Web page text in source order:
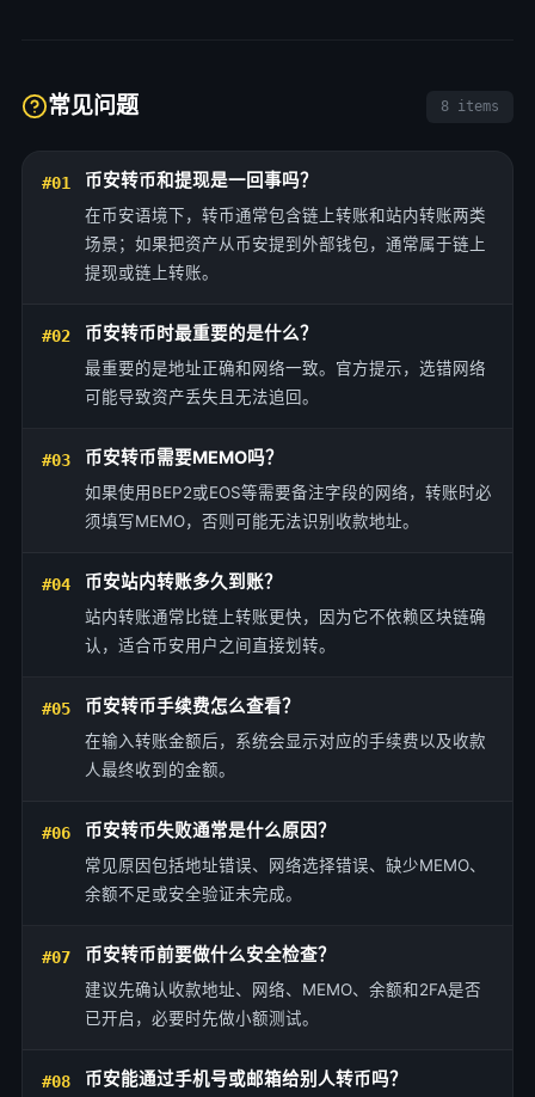
常见问题 8 items
#01 币安转币和提现是一回事吗？
在币安语境下，转币通常包含链上转账和站内转账两类
场景；如果把资产从币安提到外部钱包，通常属于链上
提现或链上转账。
#02 币安转币时最重要的是什么？
最重要的是地址正确和网络一致。官方提示，选错网络
可能导致资产丢失且无法追回。
#03 币安转币需要MEMO吗？
如果使用BEP2或EOS等需要备注字段的网络，转账时必
须填写MEMO，否则可能无法识别收款地址。
#04 币安站内转账多久到账？
站内转账通常比链上转账更快，因为它不依赖区块链确
认，适合币安用户之间直接划转。
#05 币安转币手续费怎么查看？
在输入转账金额后，系统会显示对应的手续费以及收款
人最终收到的金额。
#06 币安转币失败通常是什么原因？
常见原因包括地址错误、网络选择错误、缺少MEMO、
余额不足或安全验证未完成。
#07 币安转币前要做什么安全检查？
建议先确认收款地址、网络、MEMO、余额和2FA是否
已开启，必要时先做小额测试。
#08 币安能通过手机号或邮箱给别人转币吗？